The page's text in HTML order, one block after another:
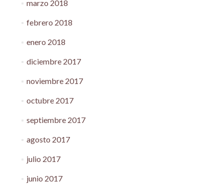
marzo 2018
febrero 2018
enero 2018
diciembre 2017
noviembre 2017
octubre 2017
septiembre 2017
agosto 2017
julio 2017
junio 2017